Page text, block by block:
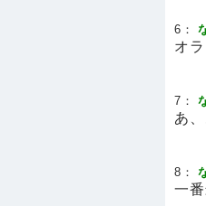
6：
オ
7：
あ
8：
一